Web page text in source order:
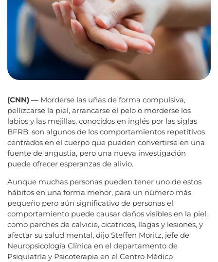
(CNN) — Morderse las uñas de forma compulsiva,
pellizcarse la piel, arrancarse el pelo o morderse los
labios y las mejillas, conocidos en inglés por las siglas
BFRB, son algunos de los comportamientos repetitivos
centrados en el cuerpo que pueden convertirse en una
fuente de angustia, pero una nueva investigación
puede ofrecer esperanzas de alivio.
Aunque muchas personas pueden tener uno de estos
hábitos en una forma menor, para un número más
pequeño pero aún significativo de personas el
comportamiento puede causar daños visibles en la piel,
como parches de calvicie, cicatrices, llagas y lesiones, y
afectar su salud mental, dijo Steffen Moritz, jefe de
Neuropsicología Clínica en el departamento de
Psiquiatría y Psicoterapia en el Centro Médico